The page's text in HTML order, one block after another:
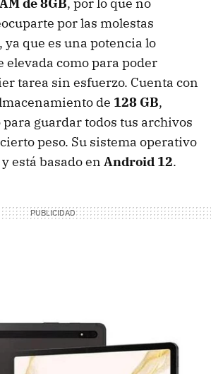
por las molestas
que es una potencia lo
como para poder
tarea sin esfuerzo. Cuenta con
de 128 GB,
guardar todos tus archivos
peso. Su sistema operativo
está basado en Android 12.